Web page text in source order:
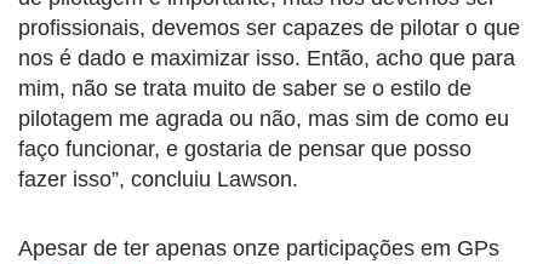
profissionais, devemos ser capazes de pilotar o que
nos é dado e maximizar isso. Então, acho que para
mim, não se trata muito de saber se o estilo de
pilotagem me agrada ou não, mas sim de como eu
faço funcionar, e gostaria de pensar que posso
fazer isso”, concluiu Lawson.
Apesar de ter apenas onze participações em GPs